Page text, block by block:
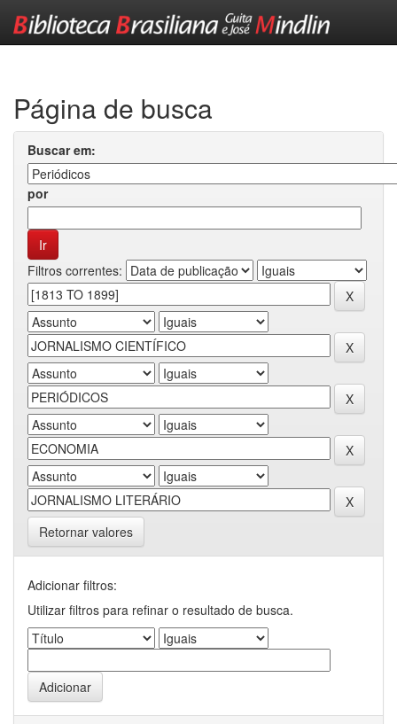
Página de busca
Buscar em:
por
Filtros correntes:
Retornar valores
Adicionar filtros:
Utilizar filtros para refinar o resultado de busca.